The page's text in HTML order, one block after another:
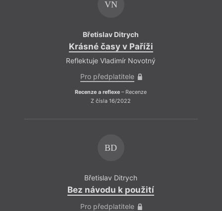
VN
Břetislav Ditrych
Krásné časy v Paříži
Reflektuje Vladimír Novotný
Pro předplatitele
Recenze a reflexe – Recenze
Z čísla 16/2022
BD
Břetislav Ditrych
Bez návodu k použití
Pro předplatitele